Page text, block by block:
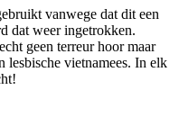
vanwege dat dit een
dat weer ingetrokken.
geen terreur hoor maar
lesbische vietnamees. In elk